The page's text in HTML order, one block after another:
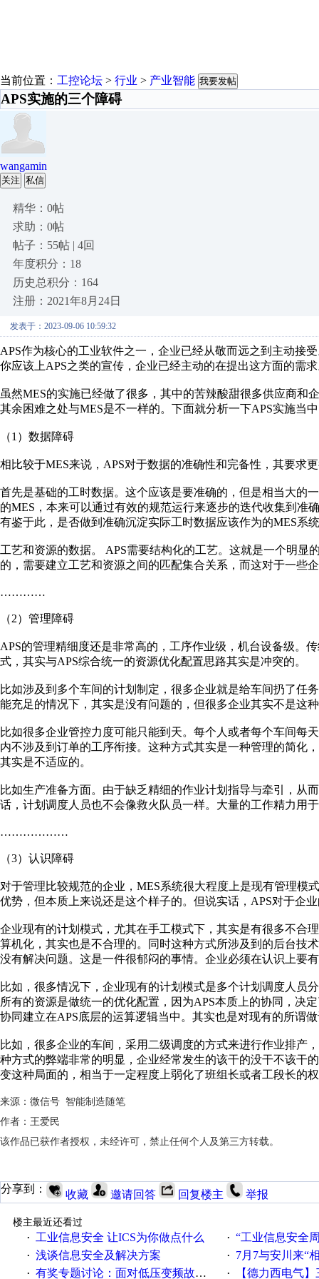
当前位置： 工控论坛 > 行业 > 产业智能 我要发帖
APS实施的三个障碍
wangamin
关注 私信
精华：0帖
求助：0帖
帖子：55帖 | 4回
年度积分：18
历史总积分：164
注册：2021年8月24日
发表于：2023-09-06 10:59:32
APS作为核心的工业软件之一，企业已经从敬而远之到主动接
你应该上APS之类的宣传，企业已经主动的在提出这方面的需
虽然MES的实施已经做了很多，其中的苦辣酸甜很多供应商和
其余困难之处与MES是不一样的。下面就分析一下APS实施当
（1）数据障碍
相比较于MES来说，APS对于数据的准确性和完备性，其要求
首先是基础的工时数据。这个应该是要准确的，但是相当大的
的MES，本来可以通过有效的规范运行来逐步的迭代收集到准
有鉴于此，是否做到准确沉淀实际工时数据应该作为的MES系统
工艺和资源的数据。 APS需要结构化的工艺。这就是一个明显
的，需要建立工艺和资源之间的匹配集合关系，而这对于一些
…………
（2）管理障碍
APS的管理精细度还是非常高的，工序作业级，机台设备级。
式，其实与APS综合统一的资源优化配置思路其实是冲突的。
比如涉及到多个车间的计划制定，很多企业就是给车间扔了任
能充足的情况下，其实是没有问题的，但很多企业其实不是这
比如很多企业管控力度可能只能到天。每个人或者每个车间每
内不涉及到订单的工序衔接。这种方式其实是一种管理的简化
其实是不适应的。
比如生产准备方面。由于缺乏精细的作业计划指导与牵引，从
话，计划调度人员也不会像救火队员一样。大量的工作精力用
………………
（3）认识障碍
对于管理比较规范的企业，MES系统很大程度上是现有管理模
优势，但本质上来说还是这个样子的。但说实话，APS对于企
企业现有的计划模式，尤其在手工模式下，其实是有很多不合
算机化，其实也是不合理的。同时这种方式所涉及到的后台技
没有解决问题。这是一件很郁闷的事情。企业必须在认识上要
比如，很多情况下，企业现有的计划模式是多个计划调度人员
所有的资源是做统一的优化配置，因为APS本质上的协同，决
协同建立在APS底层的运算逻辑当中。其实也是对现有的所谓
比如，很多企业的车间，采用二级调度的方式来进行作业排产
种方式的弊端非常的明显，企业经常发生的该干的没干不该干
变这种局面的，相当于一定程度上弱化了班组长或者工段长的
来源：微信号 智能制造随笔
作者：王爱民
该作品已获作者授权，未经许可，禁止任何个人及第三方转载。
分享到： 收藏 邀请回答 回复楼主 举报
楼主最近还看过
·
工业信息安全 让ICS为你做点什么 · “工业信息安全周之我见”
· 浅谈信息安全及解决方案 · 7月7与安川来“
· 有奖专题讨论：面对低压变频故障，老手是这样解决的！ · 【德力西电气】三